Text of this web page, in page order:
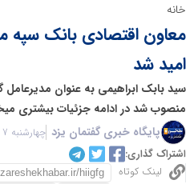
خانه
معاون اقتصادی بانک سپه
امید شد
سید بابک ابراهیمی به عنوان
منصوب شد در ادامه جزئیات بیشتری
پایگاه خبری گفتمان یزد چهارشنبه 7 آذر 1403 - 15:25
اشتراک گذاری:
لینک کوتاه